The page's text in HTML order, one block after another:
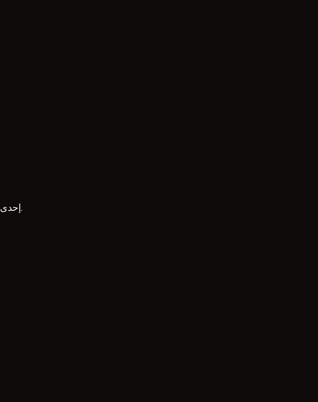
bilgilerle ve gerçekçi beklentilerle başvuran adaylar, sürecin her
إحدى وكالات التمثيل والنمذجة والكاستينغ الرائدة في تركيا.